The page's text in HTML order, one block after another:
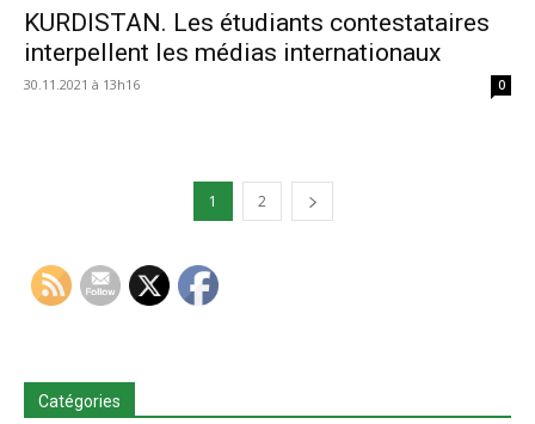
KURDISTAN. Les étudiants contestataires
interpellent les médias internationaux
30.11.2021 à 13h16 0
1 2
Catégories